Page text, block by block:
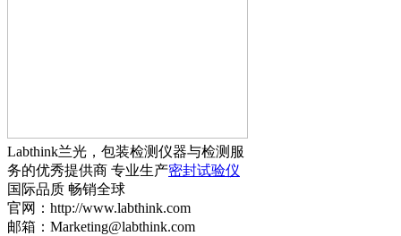
Labthink兰光，包装检测仪器与检测服
务的优秀提供商 专业生产密封试验仪
国际品质 畅销全球
官网：http://www.labthink.com
邮箱：Marketing@labthink.com